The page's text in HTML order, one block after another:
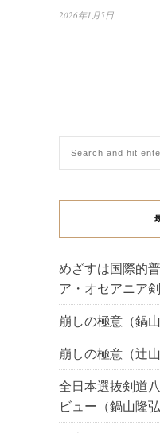
2026年1月5日
めざすは国際的
ア・オセアニア
崩しの極意（鍋山
崩しの極意（辻山
全日本選抜剣道
ビュー（鍋山隆弘